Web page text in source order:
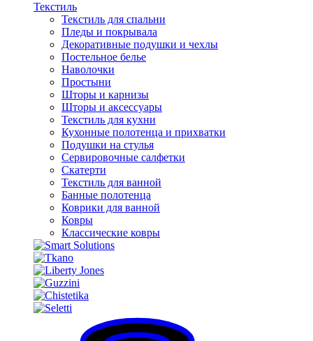
Текстиль
Текстиль для спальни
Пледы и покрывала
Декоративные подушки и чехлы
Постельное белье
Наволочки
Простыни
Шторы и карнизы
Шторы и аксессуары
Текстиль для кухни
Кухонные полотенца и прихватки
Подушки на стулья
Сервировочные салфетки
Скатерти
Текстиль для ванной
Банные полотенца
Коврики для ванной
Ковры
Классические ковры